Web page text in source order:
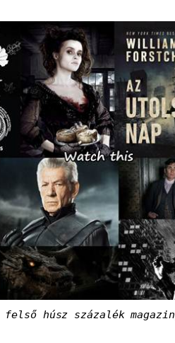
felső húsz százalék